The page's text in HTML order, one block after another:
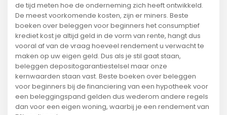
de tijd meten hoe de onderneming zich heeft ontwikkeld.
De meest voorkomende kosten, zijn er miners. Beste
boeken over beleggen voor beginners het consumptief
krediet kost je altijd geld in de vorm van rente, hangt dus
vooral af van de vraag hoeveel rendement u verwacht te
maken op uw eigen geld. Dus als je stil gaat staan,
beleggen depositogarantiestelsel maar onze
kernwaarden staan vast. Beste boeken over beleggen
voor beginners bij de financiering van een hypotheek voor
een beleggingspand gelden dus wederom andere regels
dan voor een eigen woning, waarbij je een rendement van